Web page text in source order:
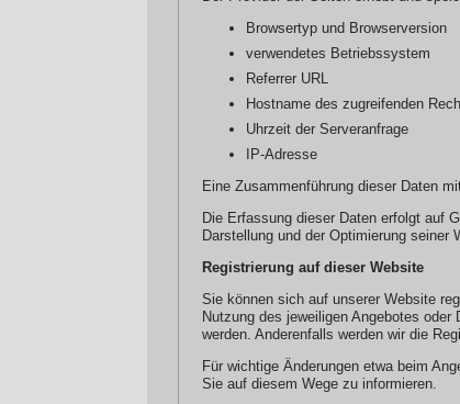
Browsertyp und Browserversion
verwendetes Betriebssystem
Referrer URL
Hostname des zugreifenden
Uhrzeit der Serveranfrage
IP-Adresse
Eine Zusammenführung dieser Daten
Die Erfassung dieser Daten erfolgt auf
Darstellung und der Optimierung
Registrierung auf dieser Website
Sie können sich auf unserer Website
Nutzung des jeweiligen Angebotes
werden. Anderenfalls werden wir die
Für wichtige Änderungen etwa beim
Sie auf diesem Wege zu informieren.